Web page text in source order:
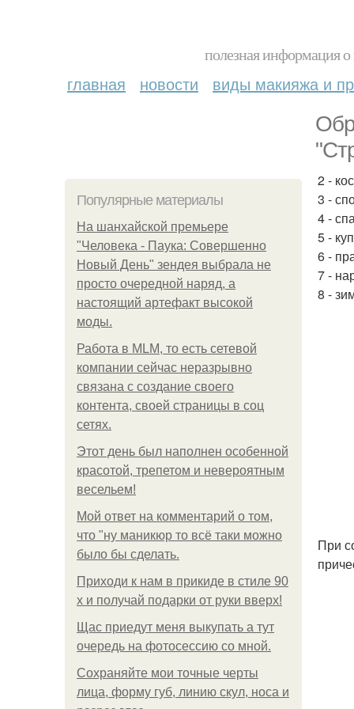
полезная информация
главная новости виды макияжа и
Популярные материалы
На шанхайской премьере
"Человека - Паука: Совершенно
Новый День" зендея выбрала не
просто очередной наряд, а
настоящий артефакт высокой
моды.
Работа в MLM, то есть сетевой
компании сейчас неразрывно
связана с создание своего
контента, своей страницы в соц
сетях.
Этот день был наполнен особенной
красотой, трепетом и невероятным
весельем!
Мой ответ на комментарий о том,
что "ну маникюр то всё таки можно
было бы сделать.
Приходи к нам в прикиде в стиле 90
х и получай подарки от руки вверх!
Щас приедут меня выкупать а тут
очередь на фотосессию со мной.
Сохраняйте мои точные черты
лица, форму губ, линию скул, носа и
2 -
3 -
4 -
5 -
6 -
7 -
8 -
При